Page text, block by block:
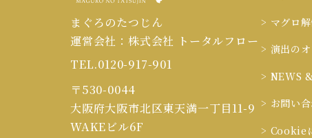
まぐろのたつじん
運営会社：株式会社 トータルフロー
TEL.0120-917-901
〒530-0044
大阪府大阪市北区東天満一丁目11-9
WAKEビル6F
> マグロ
> 演出の
> NEWS
> お問い
> Cookie